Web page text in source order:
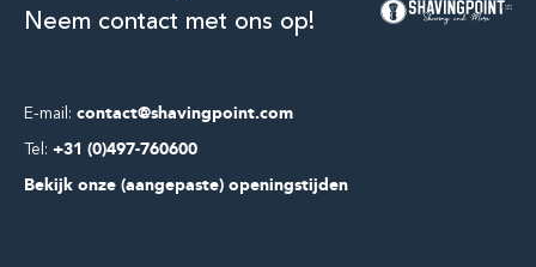
E-mail: contact@shavingpoint.com
Tel: +31 (0)497-760600
Bekijk onze (aangepaste) openingstijden
Neem contact met ons op!